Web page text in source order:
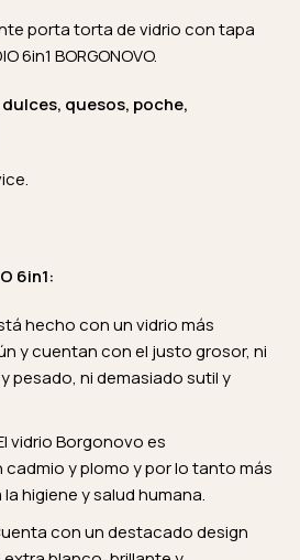
porta torta de vidrio con tapa
6in1 BORGONOVO.
quesos, poche,
6in1:
hecho con un vidrio más
y cuentan con el justo grosor, ni
pesado, ni demasiado sutil y
vidrio Borgonovo es
y plomo y por lo tanto más
higiene y salud humana.
con un destacado design